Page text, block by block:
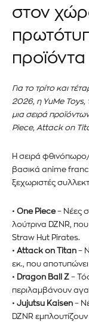
στον
προϊόντα
Για το τρίτο και
2026, η YuMe
μια σειρά
Piece, Attack on
Η σειρά
βασικά anime
ξεχωριστές
• One Piece– Νέες
λούτρινα DZNR,
Straw Hut Pirates.
• Attack on Titan –
εκ., που
• Dragon Ball Z –
περιλαμβάνουν
• Jujutsu Kaisen –
DZNR